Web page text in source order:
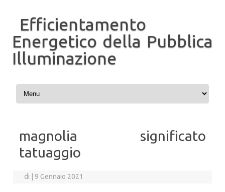
Efficientamento
Energetico della Pubblica
Illuminazione
Vai al contenuto
magnolia significato
tatuaggio
di 9 Gennaio 2021